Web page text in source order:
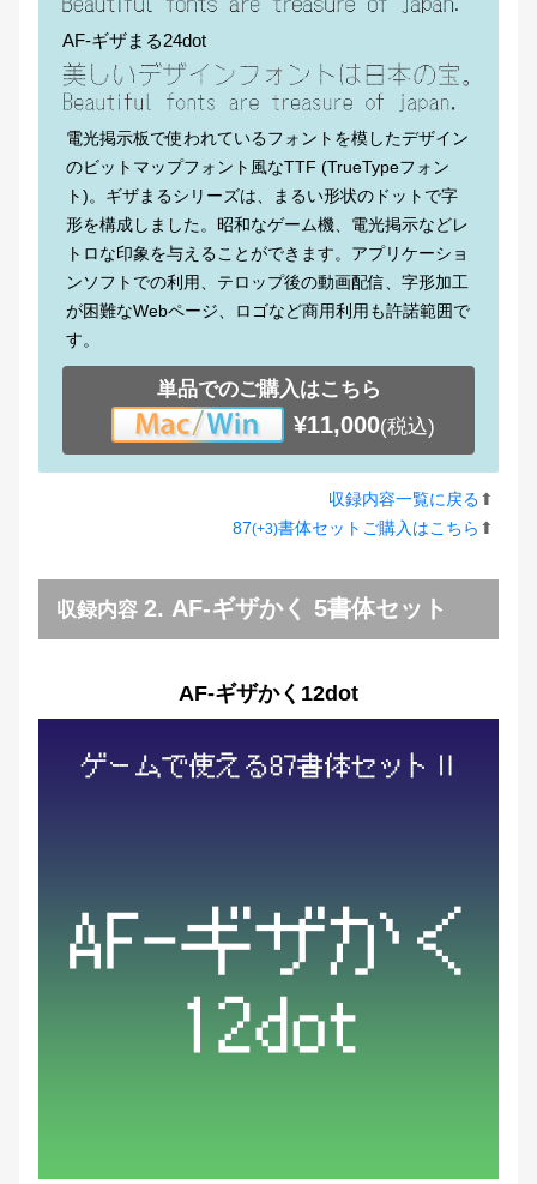
AF-ギザまる24dot
電光掲示板で使われているフォントを模したデザイン
のビットマップフォント風なTTF (TrueTypeフォン
ト)。ギザまるシリーズは、まるい形状のドットで字
形を構成しました。昭和なゲーム機、電光掲示などレ
トロな印象を与えることができます。アプリケーショ
ンソフトでの利用、テロップ後の動画配信、字形加工
が困難なWebページ、ロゴなど商用利用も許諾範囲で
す。
単品でのご購入はこちら
¥11,000(税込)
収録内容一覧に戻る⬆︎
87(+3)書体セットご購入はこちら ⬆︎
収録内容 2. AF-ギザかく 5書体セット
AF-ギザかく12dot